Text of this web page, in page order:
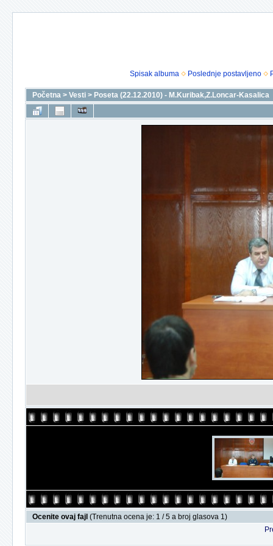
Spisak albuma Poslednje postavljeno
Početna > Vesti > Poseta (22.12.2010) - M.Kuribak,Z.Loncar-Kasalica
Ocenite ovaj fajl (Trenutna ocena je: 1 / 5 a broj glasova 1)